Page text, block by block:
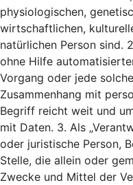
physiologischen,
wirtschaftlichen,
natürlichen Person sind.
ohne Hilfe
Vorgang oder jede
Zusammenhang mit
Begriff reicht weit und
mit Daten. 3. Als
oder juristische Person,
Stelle, die allein oder
Zwecke und Mittel der